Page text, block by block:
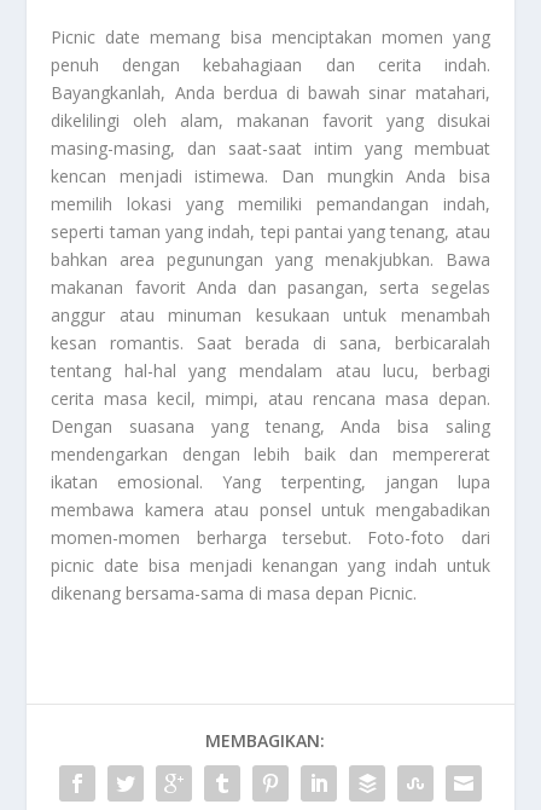
Picnic date memang bisa menciptakan momen yang
penuh dengan kebahagiaan dan cerita indah.
Bayangkanlah, Anda berdua di bawah sinar matahari,
dikelilingi oleh alam, makanan favorit yang disukai
masing-masing, dan saat-saat intim yang membuat
kencan menjadi istimewa. Dan mungkin Anda bisa
memilih lokasi yang memiliki pemandangan indah,
seperti taman yang indah, tepi pantai yang tenang, atau
bahkan area pegunungan yang menakjubkan. Bawa
makanan favorit Anda dan pasangan, serta segelas
anggur atau minuman kesukaan untuk menambah
kesan romantis. Saat berada di sana, berbicaralah
tentang hal-hal yang mendalam atau lucu, berbagi
cerita masa kecil, mimpi, atau rencana masa depan.
Dengan suasana yang tenang, Anda bisa saling
mendengarkan dengan lebih baik dan mempererat
ikatan emosional. Yang terpenting, jangan lupa
membawa kamera atau ponsel untuk mengabadikan
momen-momen berharga tersebut. Foto-foto dari
picnic date bisa menjadi kenangan yang indah untuk
dikenang bersama-sama di masa depan Picnic.
MEMBAGIKAN: